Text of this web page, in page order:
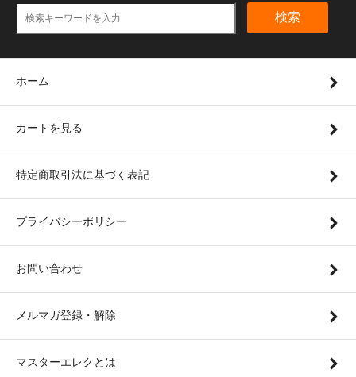
検索
ホーム
カートを見る
特定商取引法に基づく表記
プライバシーポリシー
お問い合わせ
メルマガ登録・解除
マスターエレクとは